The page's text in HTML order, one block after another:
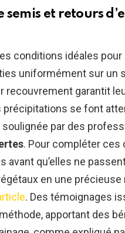
semis et retours
conditions idéales
uniformément sur un
recouvrement garantit
se font
par des
. Pour compléter ces
avant qu’elles ne
en une
. Des témoignages
apportant des